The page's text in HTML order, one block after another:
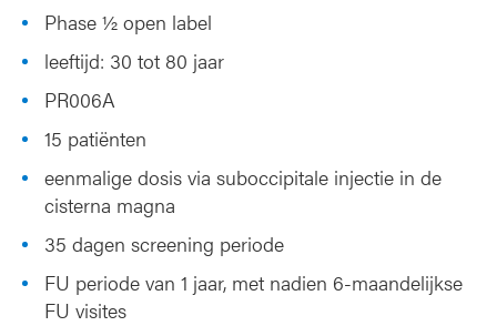
Phase ½ open label
leeftijd: 30 tot 80 jaar
PR006A
15 patiënten
eenmalige dosis via suboccipitale injectie in de
cisterna magna
35 dagen screening periode
FU periode van 1 jaar, met nadien 6-maandelijkse
FU visites